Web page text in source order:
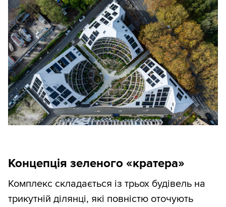
Концепція зеленого «кратера»
Комплекс складається із трьох будівель на
трикутній ділянці, які повністю оточують